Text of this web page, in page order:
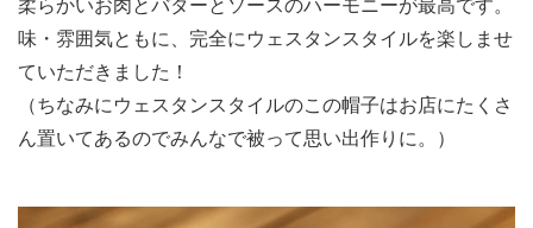
柔らかいお肉とバターとソースのハーモニーが最高です。
味・雰囲気ともに、完全にウェスタンスタイルを楽しませ
ていただきました！
（ちなみにウェスタンスタイルのこの帽子はお店にたくさ
ん置いてあるのでみんなで被って思い出作りに。）